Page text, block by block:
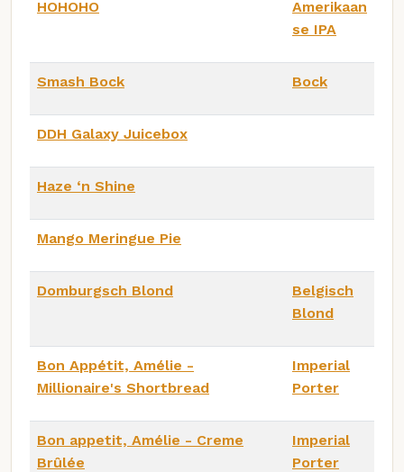
HOHOHO
Amerikaan
se IPA
Smash Bock Bock
DDH Galaxy Juicebox
Haze ‘n Shine
Mango Meringue Pie
Domburgsch Blond
Belgisch
Blond
Bon Appétit, Amélie -
Millionaire's Shortbread
Imperial
Porter
Bon appetit, Amélie - Creme
Brûlée
Imperial
Porter